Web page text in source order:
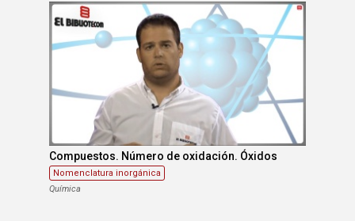
Compuestos. Número de oxidación. Óxidos
Nomenclatura inorgánica
Química